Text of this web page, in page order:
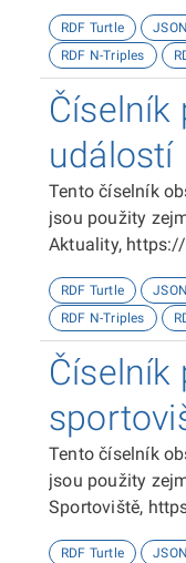
http://
barierovosti/
RDF Turtle
RDF N-Triples
Číselník
událostí
Tento číselník
jsou použity
Aktuality,
RDF Turtle
RDF N-Triples
Číselník
Tento číselník
jsou použity
Sportoviště,
RDF Turtle